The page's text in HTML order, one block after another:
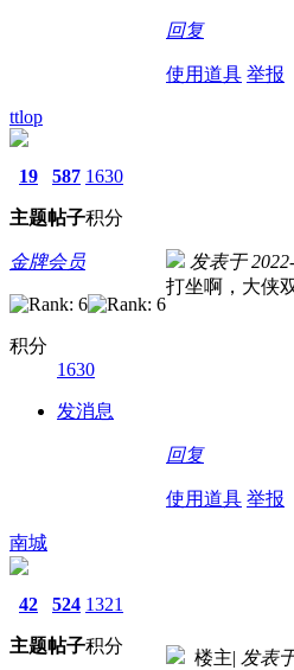
回复
使用道具 举报
ttlop
19
主题
587
帖子
1630
积分
金牌会员
积分
1630
发消息
发表于
打坐啊，大侠
回复
使用道具 举报
南城
42
主题
524
帖子
1321
积分
楼主| 发表